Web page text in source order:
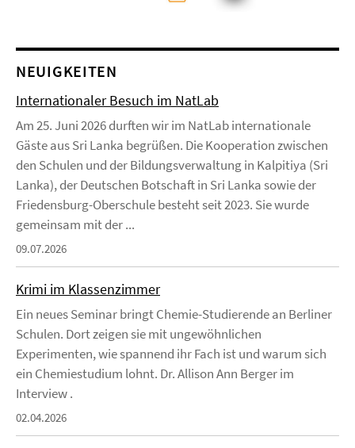
NEUIGKEITEN
Internationaler Besuch im NatLab
Am 25. Juni 2026 durften wir im NatLab internationale
Gäste aus Sri Lanka begrüßen. Die Kooperation zwischen
den Schulen und der Bildungsverwaltung in Kalpitiya (Sri
Lanka), der Deutschen Botschaft in Sri Lanka sowie der
Friedensburg-Oberschule besteht seit 2023. Sie wurde
gemeinsam mit der ...
09.07.2026
Krimi im Klassenzimmer
Ein neues Seminar bringt Chemie-Studierende an Berliner
Schulen. Dort zeigen sie mit ungewöhnlichen
Experimenten, wie spannend ihr Fach ist und warum sich
ein Chemiestudium lohnt. Dr. Allison Ann Berger im
Interview .
02.04.2026